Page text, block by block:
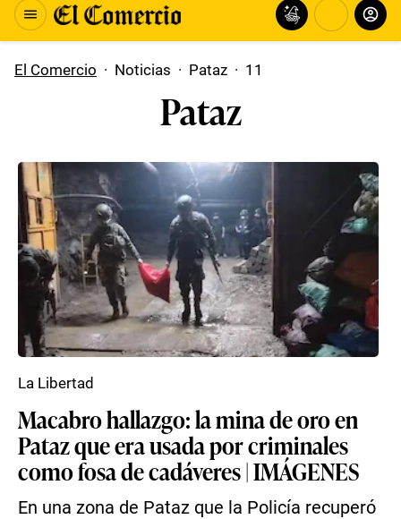
El Comercio · Noticias · Pataz · 11
Pataz
Macabro hallazgo: la mina de oro en
Pataz que era usada por criminales
como fosa de cadáveres | IMÁGENES
En una zona de Pataz que la Policía recuperó
La Libertad